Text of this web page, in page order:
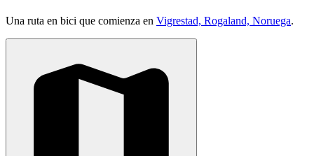
Una ruta en bici que comienza en Vigrestad, Rogaland, Noruega.